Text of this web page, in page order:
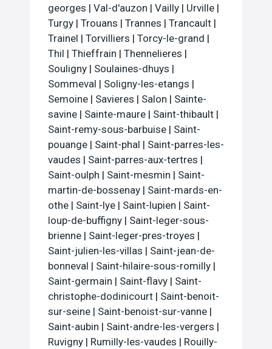
georges | Val-d'auzon | Vailly | Urville |
Turgy | Trouans | Trannes | Trancault |
Trainel | Torvilliers | Torcy-le-grand |
Thil | Thieffrain | Thennelieres |
Souligny | Soulaines-dhuys |
Sommeval | Soligny-les-etangs |
Semoine | Savieres | Salon | Sainte-
savine | Sainte-maure | Saint-thibault |
Saint-remy-sous-barbuise | Saint-
pouange | Saint-phal | Saint-parres-les-
vaudes | Saint-parres-aux-tertres |
Saint-oulph | Saint-mesmin | Saint-
martin-de-bossenay | Saint-mards-en-
othe | Saint-lye | Saint-lupien | Saint-
loup-de-buffigny | Saint-leger-sous-
brienne | Saint-leger-pres-troyes |
Saint-julien-les-villas | Saint-jean-de-
bonneval | Saint-hilaire-sous-romilly |
Saint-germain | Saint-flavy | Saint-
christophe-dodinicourt | Saint-benoit-
sur-seine | Saint-benoist-sur-vanne |
Saint-aubin | Saint-andre-les-vergers |
Ruvigny | Rumilly-les-vaudes | Rouilly-